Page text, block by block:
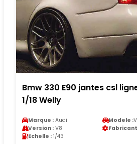
Bmw 330 E90 jantes csl
1/18 Welly
Marque : Audi Modele :
Version : V8
Echelle : 1/43